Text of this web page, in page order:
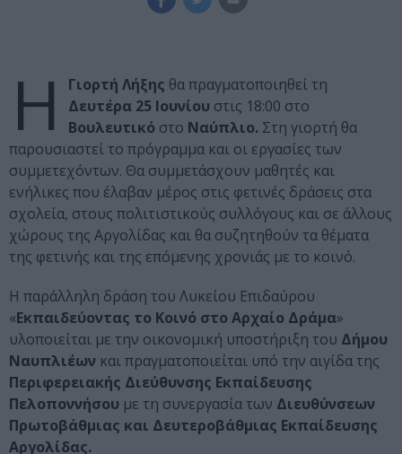
Η Γιορτή Λήξης θα πραγματοποιηθεί τη
Δευτέρα 25 Ιουνίου στις 18:00 στο
Βουλευτικό στο Ναύπλιο. Στη γιορτή θα
παρουσιαστεί το πρόγραμμα και οι εργασίες των
συμμετεχόντων. Θα συμμετάσχουν μαθητές και
ενήλικες που έλαβαν μέρος στις φετινές δράσεις στα
σχολεία, στους πολιτιστικούς συλλόγους και σε άλλους
χώρους της Αργολίδας και θα συζητηθούν τα θέματα
της φετινής και της επόμενης χρονιάς με το κοινό.
Η παράλληλη δράση του Λυκείου Επιδαύρου
«Εκπαιδεύοντας το Κοινό στο Αρχαίο Δράμα»
υλοποιείται με την οικονομική υποστήριξη του Δήμου
Ναυπλιέων και πραγματοποιείται υπό την αιγίδα της
Περιφερειακής Διεύθυνσης Εκπαίδευσης
Πελοποννήσου με τη συνεργασία των Διευθύνσεων
Πρωτοβάθμιας και Δευτεροβάθμιας Εκπαίδευσης
Αργολίδας.